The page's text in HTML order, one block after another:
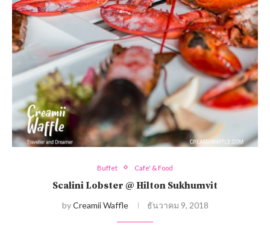
Buffet Cafe' & Food
Scalini Lobster @ Hilton Sukhumvit
byCreamii Waffle ธันวาคม 9, 2018